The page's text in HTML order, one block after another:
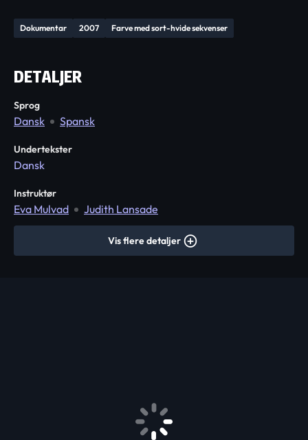
Dokumentar 2007 Farve med sort-hvide sekvenser
DETALJER
Sprog
Dansk Spansk
Undertekster
Dansk
Instruktør
Eva Mulvad Judith Lansade
Vis flere detaljer